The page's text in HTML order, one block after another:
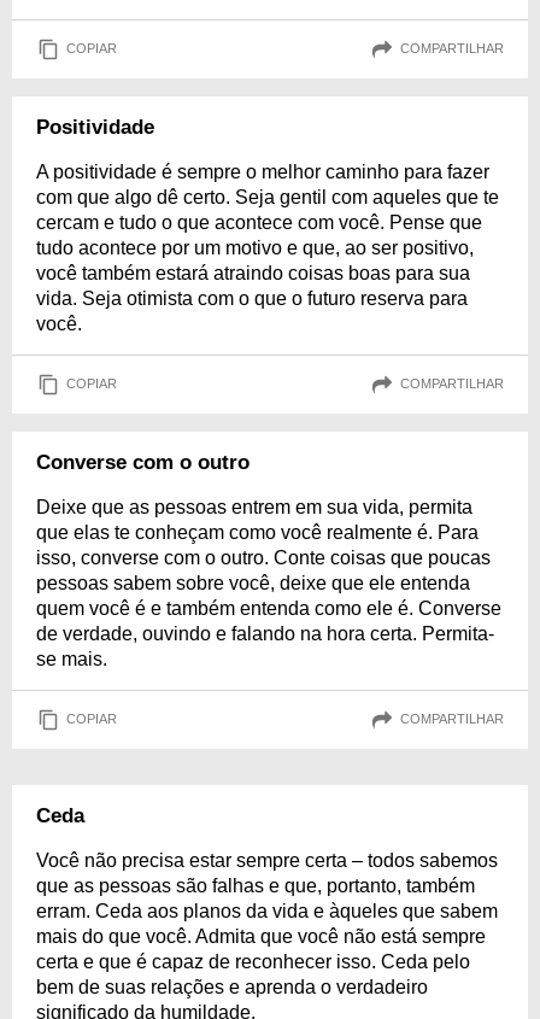
COPIAR COMPARTILHAR
Positividade
A positividade é sempre o melhor caminho para fazer
com que algo dê certo. Seja gentil com aqueles que te
cercam e tudo o que acontece com você. Pense que
tudo acontece por um motivo e que, ao ser positivo,
você também estará atraindo coisas boas para sua
vida. Seja otimista com o que o futuro reserva para
você.
COPIAR COMPARTILHAR
Converse com o outro
Deixe que as pessoas entrem em sua vida, permita
que elas te conheçam como você realmente é. Para
isso, converse com o outro. Conte coisas que poucas
pessoas sabem sobre você, deixe que ele entenda
quem você é e também entenda como ele é. Converse
de verdade, ouvindo e falando na hora certa. Permita-
se mais.
COPIAR COMPARTILHAR
Ceda
Você não precisa estar sempre certa – todos sabemos
que as pessoas são falhas e que, portanto, também
erram. Ceda aos planos da vida e àqueles que sabem
mais do que você. Admita que você não está sempre
certa e que é capaz de reconhecer isso. Ceda pelo
bem de suas relações e aprenda o verdadeiro
significado da humildade.